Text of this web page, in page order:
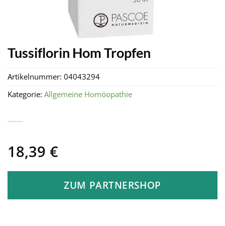
Tussiflorin Hom Tropfen
18,39 €
ZUM PARTNERSHOP
Artikelnummer: 04043294
Kategorie: Allgemeine Homöopathie